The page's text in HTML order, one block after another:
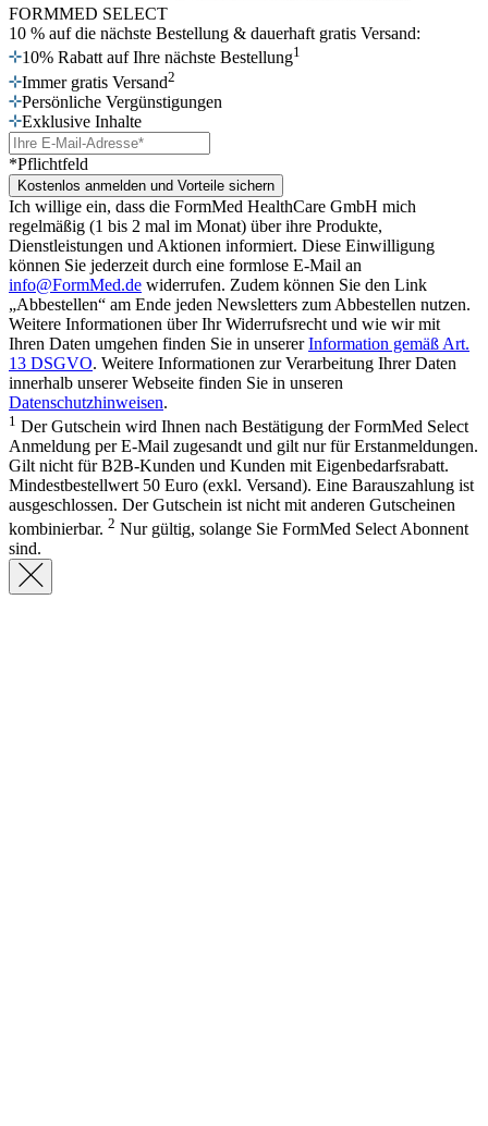
FORMMED SELECT
10 % auf die nächste Bestellung & dauerhaft gratis Versand:
10% Rabatt auf Ihre nächste Bestellung1
Immer gratis Versand2
Persönliche Vergünstigungen
Exklusive Inhalte
*Pflichtfeld
Kostenlos anmelden und Vorteile sichern
Ich willige ein, dass die FormMed HealthCare GmbH mich
regelmäßig (1 bis 2 mal im Monat) über ihre Produkte,
Dienstleistungen und Aktionen informiert. Diese Einwilligung
können Sie jederzeit durch eine formlose E-Mail an
info@FormMed.de widerrufen. Zudem können Sie den Link
„Abbestellen“ am Ende jeden Newsletters zum Abbestellen nutzen.
Weitere Informationen über Ihr Widerrufsrecht und wie wir mit
Ihren Daten umgehen finden Sie in unsererInformation gemäß Art.
13 DSGVO. Weitere Informationen zur Verarbeitung Ihrer Daten
innerhalb unserer Webseite finden Sie in unseren
Datenschutzhinweisen.
1 Der Gutschein wird Ihnen nach Bestätigung der FormMed Select
Anmeldung per E-Mail zugesandt und gilt nur für Erstanmeldungen.
Gilt nicht für B2B-Kunden und Kunden mit Eigenbedarfsrabatt.
Mindestbestellwert 50 Euro (exkl. Versand). Eine Barauszahlung ist
ausgeschlossen. Der Gutschein ist nicht mit anderen Gutscheinen
kombinierbar. 2 Nur gültig, solange Sie FormMed Select Abonnent
sind.